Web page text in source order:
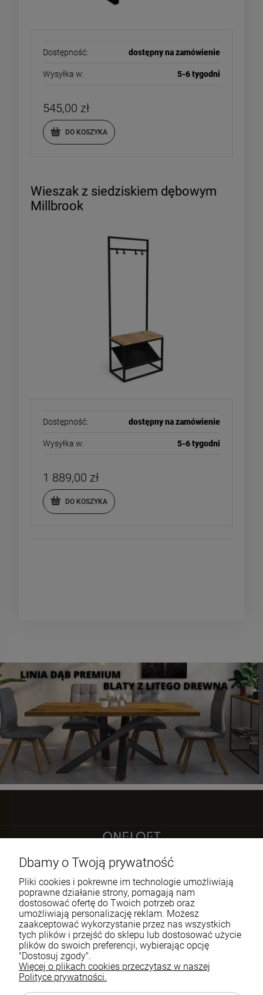
Dostępność: dostępny na zamówienie
Wysyłka w: 5-6 tygodni
545,00 zł
DO KOSZYKA
Wieszak z siedziskiem dębowym
Millbrook
Dostępność: dostępny na zamówienie
Wysyłka w: 5-6 tygodni
1 889,00 zł
DO KOSZYKA
Sokoła 21 LU 2
722 335 445
biuro@oneloft.pl
Pomoc
Dbamy o Twoją prywatność
Pliki cookies i pokrewne im technologie umożliwiają
poprawne działanie strony, pomagają nam
dostosować ofertę do Twoich potrzeb oraz
umożliwiają personalizację reklam. Możesz
zaakceptować wykorzystanie przez nas wszystkich
tych plików i przejść do sklepu lub dostosować użycie
plików do swoich preferencji, wybierając opcję
"Dostosuj zgody".
Więcej o plikach cookies przeczytasz w naszej
Polityce prywatności.